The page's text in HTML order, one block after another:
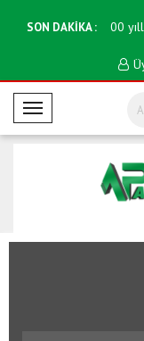
SON DAKİKA :
yatırıldı 600
M
o
e